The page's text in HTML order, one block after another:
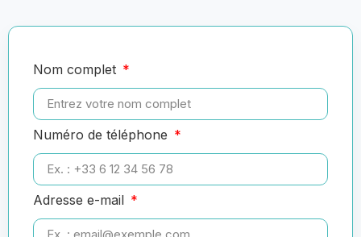
Nom complet
Numéro de téléphone
Adresse e-mail